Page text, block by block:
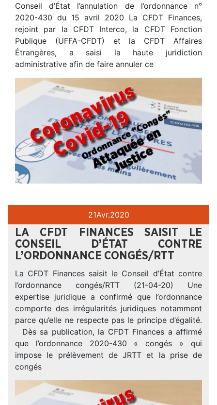
Conseil d’État l’annulation de l’ordonnance n°
2020-430 du 15 avril 2020 La CFDT Finances,
rejoint par la CFDT Interco, la CFDT Fonction
Publique (UFFA-CFDT) et la CFDT Affaires
Étrangères, a saisi la haute juridiction
administrative afin de faire annuler ce
21Avr.2020
LA CFDT FINANCES SAISIT LE
CONSEIL D’ÉTAT CONTRE
L’ORDONNANCE CONGÉS/RTT
La CFDT Finances saisit le Conseil d’État contre
l’ordonnance congés/RTT (21-04-20) Une
expertise juridique a confirmé que l’ordonnance
comporte des irrégularités juridiques notamment
parce qu’elle ne respecte pas le principe d’égalité.
Dès sa publication, la CFDT Finances a affirmé
que l’ordonnance 2020-430 « congés » qui
impose le prélèvement de JRTT et la prise de
congés